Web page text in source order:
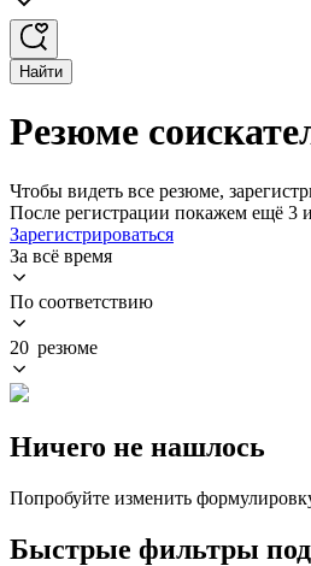
Найти
Резюме
Чтобы видеть все резюме,
После регистрации покажем ещё 3
Зарегистрироваться
За всё время
По соответствию
20 резюме
Ничего не нашлось
Попробуйте изменить
Быстрые фильтры